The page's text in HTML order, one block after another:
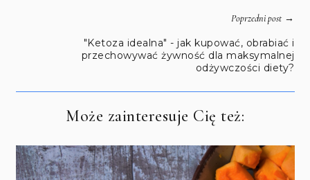
Poprzedni post→
"Ketoza idealna" - jak kupować, obrabiać i
przechowywać żywność dla maksymalnej
odżywczości diety?
Może zainteresuje Cię też: